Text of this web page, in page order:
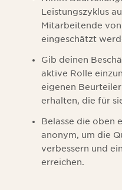
Leistungszyklus
Mitarbeitende
eingeschätzt
Gib deinen
aktive Rolle
eigenen
erhalten, die für
Belasse die oben
anonym, um die
verbessern und
erreichen.